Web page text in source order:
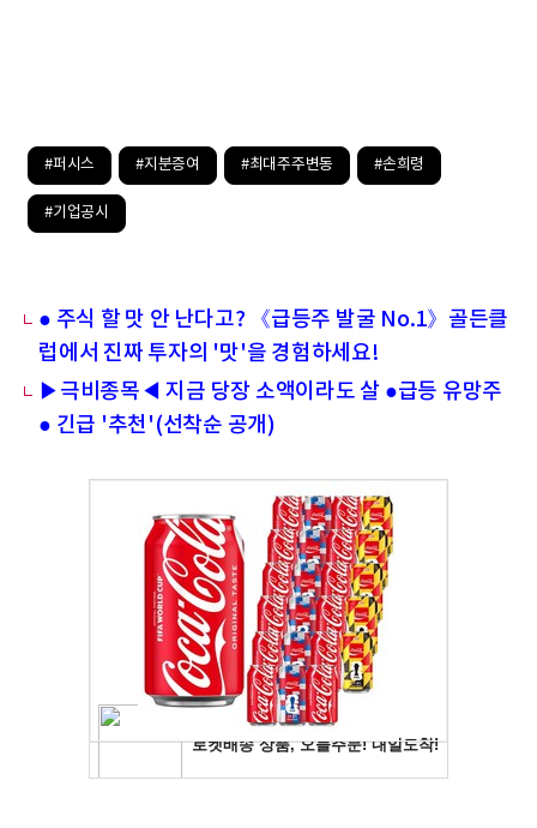
#퍼시스 #지분증여 #최대주주변동 #손희령
#기업공시
● 주식 할 맛 안 난다고? 《급등주 발굴 No.1》골든클
럽에서 진짜 투자의 '맛'을 경험하세요!
▶극비종목◀ 지금 당장 소액이라도 살 ●급등 유망주
● 긴급 '추천'(선착순 공개)